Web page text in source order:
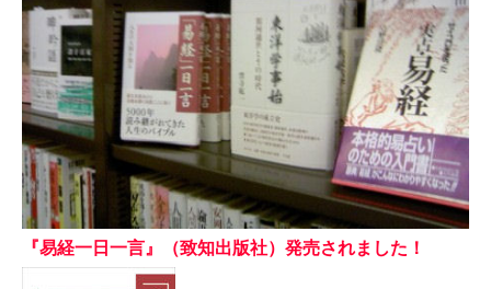
『易経一日一言』（致知出版社）発売されました！